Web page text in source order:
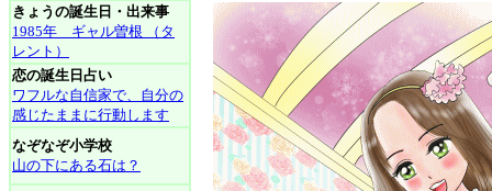
きょうの誕生日・出来事
1985年 ギャル曽根 （タ
レント）
恋の誕生日占い
ワフルな自信家で、自分の
感じたままに行動します
なぞなぞ小学校
山の下にある石は？